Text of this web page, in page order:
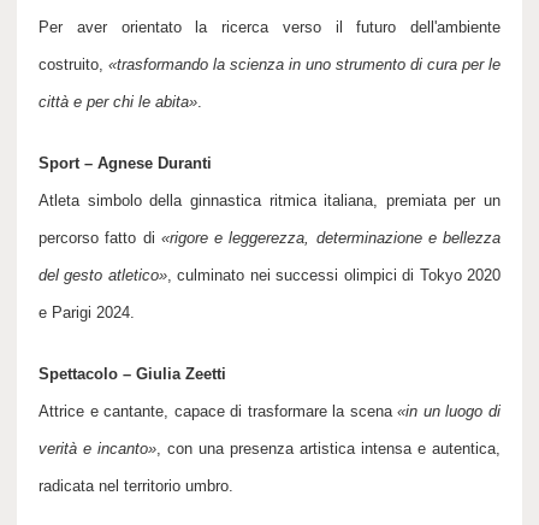
Per aver orientato la ricerca verso il futuro dell'ambiente
costruito, «trasformando la scienza in uno strumento di cura per le
città e per chi le abita».
Sport – Agnese Duranti
Atleta simbolo della ginnastica ritmica italiana, premiata per un
percorso fatto di «rigore e leggerezza, determinazione e bellezza
del gesto atletico», culminato nei successi olimpici di Tokyo 2020
e Parigi 2024.
Spettacolo – Giulia Zeetti
Attrice e cantante, capace di trasformare la scena«in un luogo di
verità e incanto», con una presenza artistica intensa e autentica,
radicata nel territorio umbro.